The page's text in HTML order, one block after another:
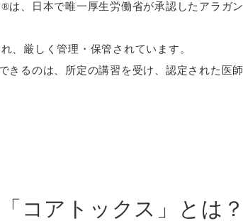
は、日本で唯一厚生労働省が承認したアラガン
、厳しく管理・保管されています。
きるのは、所定の講習を受け、認定された医師
「コアトックス」とは？